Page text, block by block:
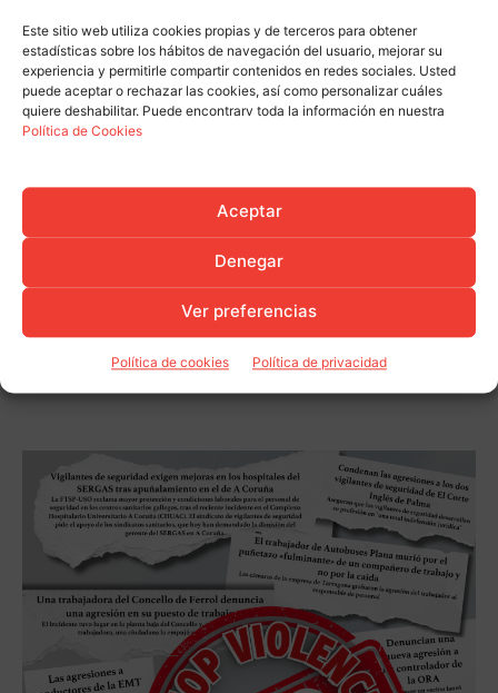
Este sitio web utiliza cookies propias y de terceros para obtener
estadísticas sobre los hábitos de navegación del usuario, mejorar su
experiencia y permitirle compartir contenidos en redes sociales. Usted
puede aceptar o rechazar las cookies, así como personalizar cuáles
quiere deshabilitar. Puede encontrarv toda la información en nuestra
Política de Cookies
Aceptar
Denegar
Ver preferencias
Política de cookies Política de privacidad